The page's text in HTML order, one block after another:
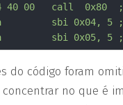
25
2d
do código foram
no que é